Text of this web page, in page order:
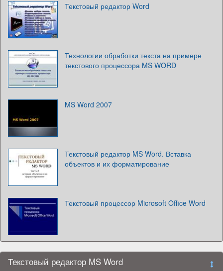
Текстовый редактор Word
Технологии обработки текста на примере
текстового процессора MS WORD
MS Word 2007
Текстовый редактор MS Word. Вставка
объектов и их форматирование
Текстовый процессор Microsoft Office Word
Текстовый редактор MS Word